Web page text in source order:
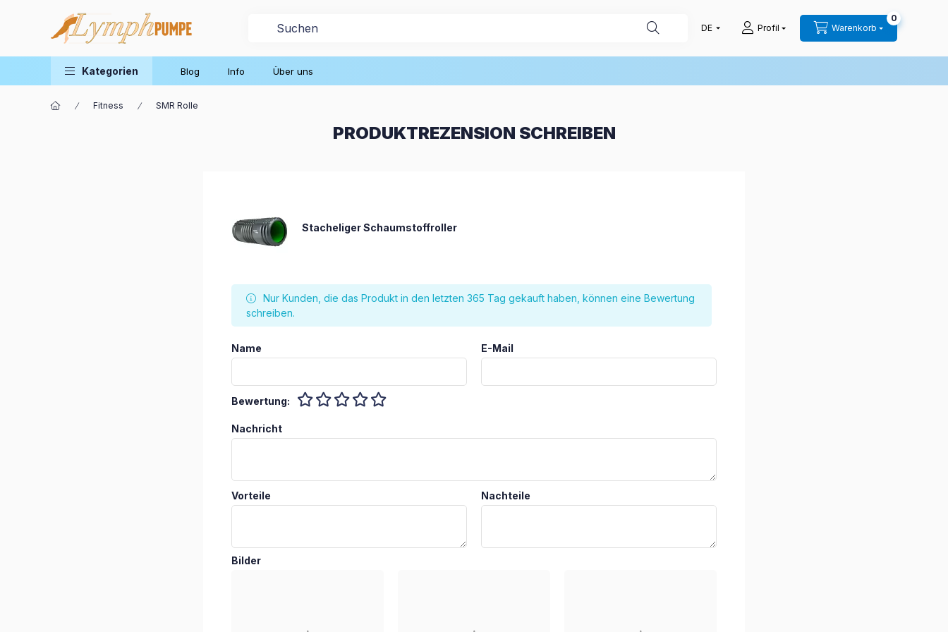
Profil Warenkorb
0
Kategorien Blog Info Über uns
Fitness SMR Rolle
PRODUKTREZENSION SCHREIBEN
Stacheliger Schaumstoffroller
Nur Kunden, die das Produkt in den letzten 365 Tag gekauft haben, können eine Bewertung
schreiben.
Name E-Mail
Bewertung:
Nachricht
Vorteile Nachteile
Bilder